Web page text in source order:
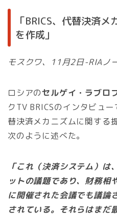
「BRICS、代替決済
を作成」
モスクワ、11月2日-RIAノ
ロシアのセルゲイ・ラブロ
クTV BRICSのインタビュ
替決済メカニズムに関する
次のように述べた。
「これ（決済システム）は
ットの議題であり、財務相
に開催された会議でも議論
されている。それらはまだ